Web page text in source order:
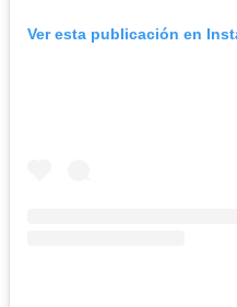
Ver esta publicación en